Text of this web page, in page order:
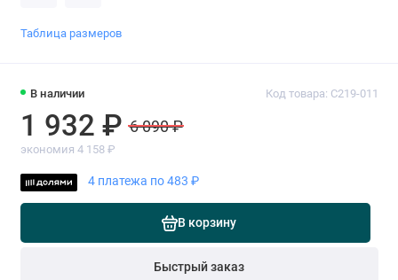
В наличии Код товара: C219-011
1 932 ₽ 6 090 ₽
экономия 4 158 ₽
4 платежа по 483 ₽
В корзину
Быстрый заказ
Таблица размеров